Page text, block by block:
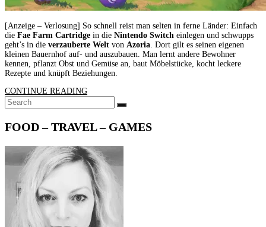
[Anzeige – Verlosung] So schnell reist man selten in ferne Länder: Einfach
die Fae Farm Cartridge in die Nintendo Switch einlegen und schwupps
geht’s in die verzauberte Welt von Azoria . Dort gilt es seinen eigenen
kleinen Bauernhof auf- und auszubauen. Man lernt andere Bewohner
kennen, pflanzt Obst und Gemüse an, baut Möbelstücke, kocht leckere
Rezepte und knüpft Beziehungen.
CONTINUE READING
Search
for:
SEARCH
FOOD – TRAVEL – GAMES